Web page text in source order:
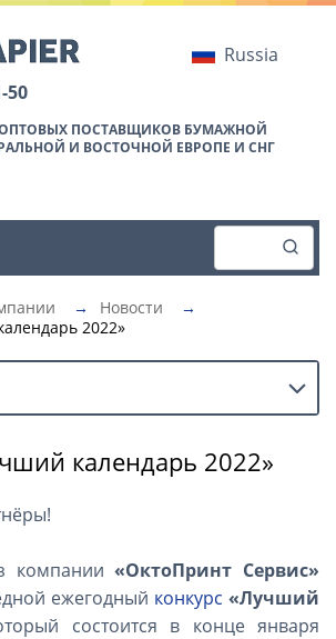
Russia
50
ПОСТАВЩИКОВ БУМАЖНОЙ
И ВОСТОЧНОЙ ЕВРОПЕ И СНГ
→ Новости
→
2022»
календарь 2022»
компании«ОктоПринт Сервис»
ежегодный конкурс «Лучший
состоится в конце января